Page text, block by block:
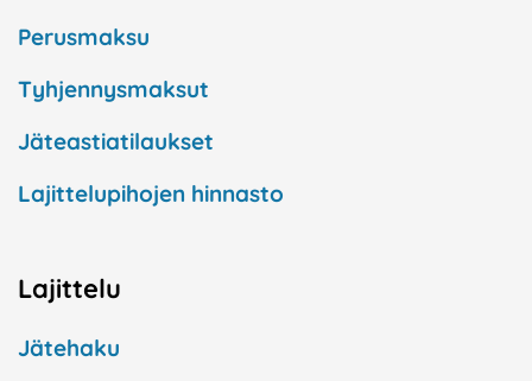
Perusmaksu
Tyhjennysmaksut
Jäteastiatilaukset
Lajittelupihojen hinnasto
Lajittelu
Jätehaku